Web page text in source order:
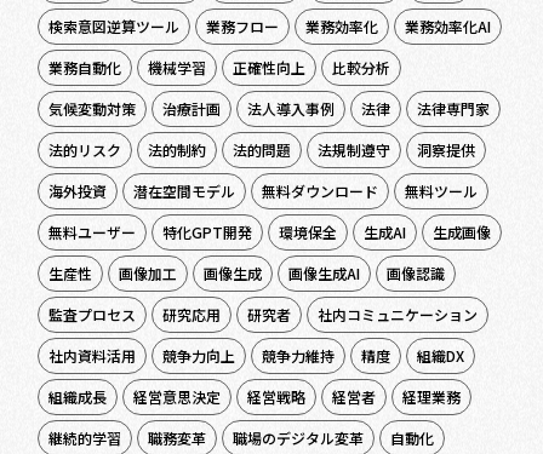
検索意図逆算ツール 業務フロー 業務効率化
業務効率化AI
業務自動化
機械学習 正確性向上
比較分析
気候変動対策
治療計画 法人導入事例 法律
法律専門家
法的リスク
法的制約 法的問題 法規制遵守
洞察提供
海外投資
潜在空間モデル 無料ダウンロード
無料ツール
無料ユーザー
特化GPT開発 環境保全 生成AI
生成画像
生産性
画像加工 画像生成 画像生成AI
画像認識
監査プロセス
研究応用 研究者
社内コミュニケーション
社内資料活用
競争力向上 競争力維持 精度
組織DX
組織成長
経営意思決定 経営戦略 経営者
経理業務
継続的学習
職務変革 職場のデジタル変革
自動化